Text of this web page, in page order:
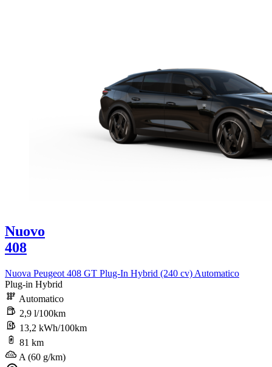
Nuovo
408
Nuova Peugeot 408 GT Plug-In Hybrid (240 cv) Automatico
Plug-in Hybrid
Automatico
2,9 l/100km
13,2 kWh/100km
81 km
A (60 g/km)